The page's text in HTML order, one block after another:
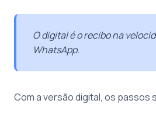
O digital é o recibo na
WhatsApp.
Com a versão digital, os passos